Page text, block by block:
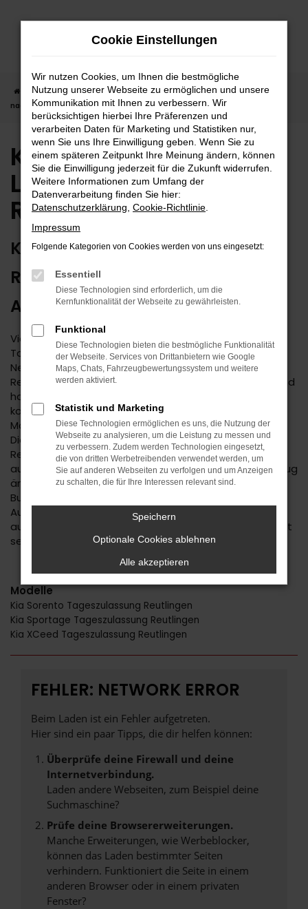
Zum
Startseite Reutlingen Kia
Kia Tageszulassung | Lieferservice
nach Reutlingen
Kia Tageszulassung |
Lieferservice nach
Reutlingen
KIA TAGESZULASSUNG IN
REUTLINGEN? WIR HABEN DIE
ARGUMENTE
Vielleicht haben Sie schon einmal von einer Kia
Tageszulassung gehört. Diese Methode, einen
Neuwagen günstiger anzubieten, ist sowohl in
Reutlingen als auch an anderen Orten wohlbekannt und
hat sich bewährt. Man nehme einen Neuwagen und
konfiguriere diesen komplett mitsamt Lackierung,
Motorisierung sowie einer ganzen Reihe an Extras.
Dieses Fahrzeug wird sodann für exakt einen Tag in
Reutlingen oder einem anderen Ort zugelassen, meist
auf den Händler. Dass sich hierdurch nichts am Fahrzeug
ändert und nach wie vor ein Kilometerstand von „0“ zu
Buche schlägt, ist selbstverständlich. Seitens der
Automobilhersteller wird jedoch von einem Fahrzeug
aus zweiter Hand ausgegangen und es fallen die sonst
sehr strengen preislichen Vorgaben weg.
Modelle
Kia Sorento Tageszulassung Reutlingen
Kia Sportage Tageszulassung Reutlingen
Kia XCeed Tageszulassung Reutlingen
FEHLER: NETWORK ERROR
Beim Laden ist ein Fehler aufgetreten.
Hier sind ein paar Tipps, die dir helfen können:
Überprüfe deine Firewall und deine
Internetverbindung.
Laden andere Webseiten, zum Beispiel deine
Suchmaschine?
Prüfe deine Browsererweiterungen.
Manche Erweiterungen, wie Werbeblocker,
können das Laden bestimmter Seiten
verhindern. Funktioniert die Seite in einem
anderen Browser oder in einem privaten
Fenster?
Cookie Einstellungen
Wir nutzen Cookies, um Ihnen die bestmögliche
Nutzung unserer Webseite zu ermöglichen und unsere
Kommunikation mit Ihnen zu verbessern. Wir
berücksichtigen hierbei Ihre Präferenzen und
verarbeiten Daten für Marketing und Statistiken nur,
wenn Sie uns Ihre Einwilligung geben. Wenn Sie zu
einem späteren Zeitpunkt Ihre Meinung ändern, können
Sie die Einwilligung jederzeit für die Zukunft widerrufen.
Weitere Informationen zum Umfang der
Datenverarbeitung finden Sie hier:
Datenschutzerklärung Cookie-Richtlinie
Impressum
Folgende Kategorien von Cookies werden von uns eingesetzt:
Essentiell
Diese Technologien sind erforderlich, um die
Kernfunktionalität der Webseite zu gewährleisten.
Funktional
Diese Technologien bieten die bestmögliche Funktionalität
der Webseite. Services von Drittanbietern wie Google
Maps, Chats, Fahrzeugbewertungssystem und weitere
werden aktiviert.
Statistik und Marketing
Diese Technologien ermöglichen es uns, die Nutzung der
Webseite zu analysieren, um die Leistung zu messen und
zu verbessern. Zudem werden Technologien eingesetzt,
die von dritten Werbetreibenden verwendet werden, um
Sie auf anderen Webseiten zu verfolgen und um Anzeigen
zu schalten, die für Ihre Interessen relevant sind.
Speichern
Optionale Cookies ablehnen
Alle akzeptieren